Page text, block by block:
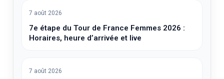
7 août 2026
7e étape du Tour de France Femmes 2026 :
Horaires, heure d’arrivée et live
7 août 2026